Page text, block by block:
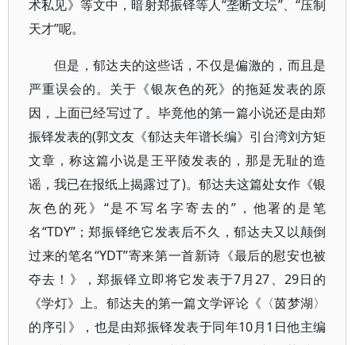
术私见》等文中，暗射郑振铎等人“垄断文坛”、“压制
天才”呢。
但是，郁达夫的这些话，不仅是偏激的，而且是
严重误会的。关于《银灰色的死》的拖延发表的原
因，上面已经写过了。毕竟他的第一篇小说还是由郑
振铎发表的(郭文友《郁达夫年谱长编》引台湾刘方矩
文章，称这篇小说是王平陵发表的，那是无耻的造
谣，我已在报纸上揭露过了)。郁达夫这篇处女作《银
灰色的死》“是不写名字寄去的”，他署的是笔
名“TDY”；郑振铎绝它发表后不久，郁达夫又以颠倒
过来的笔名“YDT”寄来第一首新诗《最后的慰安也被
夺去！》，郑振铎立即将它发表于7月27、29日的
《学灯》上。郁达夫的第一篇文学评论《〈茵梦湖〉
的序引》，也是由郑振铎发表于同年10月1日他主编